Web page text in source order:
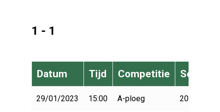
1 - 1
Datum Tijd Competitie Seizoen
29/01/2023 15:00 A-ploeg 2022-2023